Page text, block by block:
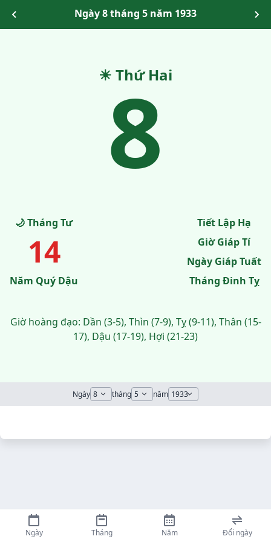
Ngày 8 tháng 5 năm 1933
☀ Thứ Hai
8
🌙 Tháng Tư
14
Năm Quý Dậu
Tiết Lập Hạ
Giờ Giáp Tí
Ngày Giáp Tuất
Tháng Đinh Tỵ
Giờ hoàng đạo: Dần (3-5), Thìn (7-9), Tỵ (9-11), Thân (15-
17), Dậu (17-19), Hợi (21-23)
Ngày tháng năm
Ngày Tháng Năm Đổi ngày